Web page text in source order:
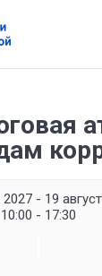
2027 - 19
10:00 - 17:30